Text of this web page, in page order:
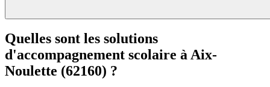
Quelles sont les solutions
d'accompagnement scolaire àAix-
Noulette (62160) ?